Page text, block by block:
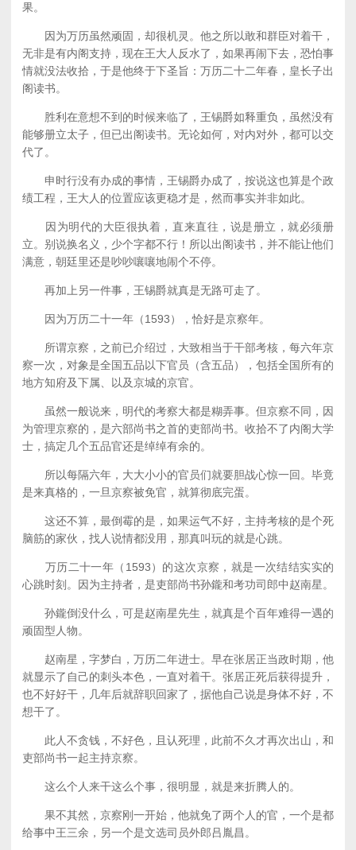
果。
因为万历虽然顽固，却很机灵。他之所以敢和群臣对着干，
无非是有内阁支持，现在王大人反水了，如果再闹下去，恐怕事
情就没法收拾，于是他终于下圣旨：万历二十二年春，皇长子出
阁读书。
胜利在意想不到的时候来临了，王锡爵如释重负，虽然没有
能够册立太子，但已出阁读书。无论如何，对内对外，都可以交
代了。
申时行没有办成的事情，王锡爵办成了，按说这也算是个政
绩工程，王大人的位置应该更稳才是，然而事实并非如此。
因为明代的大臣很执着，直来直往，说是册立，就必须册
立。别说换名义，少个字都不行！所以出阁读书，并不能让他们
满意，朝廷里还是吵吵嚷嚷地闹个不停。
再加上另一件事，王锡爵就真是无路可走了。
因为万历二十一年（1593），恰好是京察年。
所谓京察，之前已介绍过，大致相当于干部考核，每六年京
察一次，对象是全国五品以下官员（含五品），包括全国所有的
地方知府及下属、以及京城的京官。
虽然一般说来，明代的考察大都是糊弄事。但京察不同，因
为管理京察的，是六部尚书之首的吏部尚书。收拾不了内阁大学
士，搞定几个五品官还是绰绰有余的。
所以每隔六年，大大小小的官员们就要胆战心惊一回。毕竟
是来真格的，一旦京察被免官，就算彻底完蛋。
这还不算，最倒霉的是，如果运气不好，主持考核的是个死
脑筋的家伙，找人说情都没用，那真叫玩的就是心跳。
万历二十一年（1593）的这次京察，就是一次结结实实的
心跳时刻。因为主持者，是吏部尚书孙鑨和考功司郎中赵南星。
孙鑨倒没什么，可是赵南星先生，就真是个百年难得一遇的
顽固型人物。
赵南星，字梦白，万历二年进士。早在张居正当政时期，他
就显示了自己的刺头本色，一直对着干。张居正死后获得提升，
也不好好干，几年后就辞职回家了，据他自己说是身体不好，不
想干了。
此人不贪钱，不好色，且认死理，此前不久才再次出山，和
吏部尚书一起主持京察。
这么个人来干这么个事，很明显，就是来折腾人的。
果不其然，京察刚一开始，他就免了两个人的官，一个是都
给事中王三余，另一个是文选司员外郎吕胤昌。